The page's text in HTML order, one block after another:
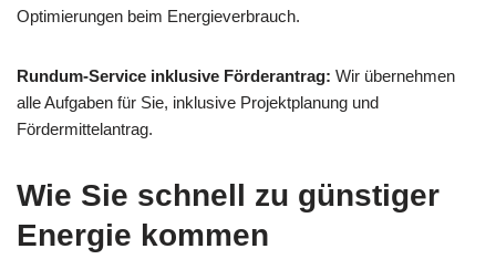
Optimierungen beim Energieverbrauch.
Rundum-Service inklusive Förderantrag: Wir übernehmen
alle Aufgaben für Sie, inklusive Projektplanung und
Fördermittelantrag.
Wie Sie schnell zu günstiger
Energie kommen